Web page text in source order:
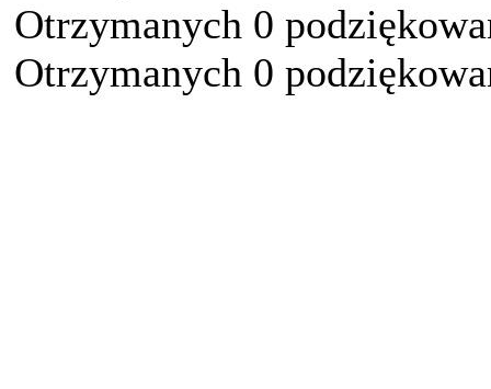
Otrzymanych 0
Otrzymanych 0